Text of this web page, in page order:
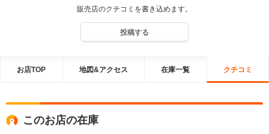
販売店のクチコミを書き込めます。
投稿する
お店TOP 地図&アクセス 在庫一覧 クチコミ
このお店の在庫